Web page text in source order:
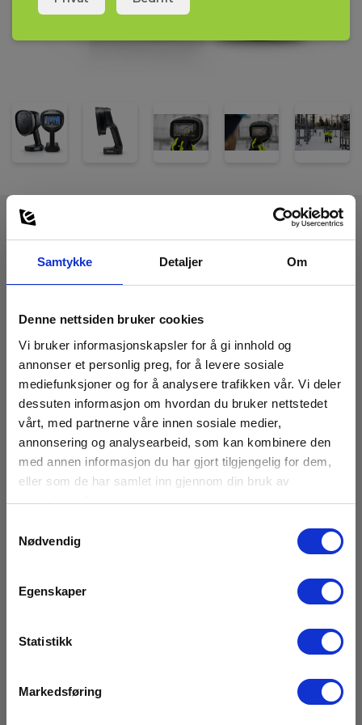
Samtykke Detaljer Om
Denne nettsiden bruker cookies
Vi bruker informasjonskapsler for å gi innhold og
annonser et personlig preg, for å levere sosiale
mediefunksjoner og for å analysere trafikken vår. Vi deler
dessuten informasjon om hvordan du bruker nettstedet
vårt, med partnerne våre innen sosiale medier,
annonsering og analysearbeid, som kan kombinere den
med annen informasjon du har gjort tilgjengelig for dem,
eller som de har samlet inn gjennom din bruk av
tjenestene deres.
Nødvendig
Egenskaper
Statistikk
Markedsføring
batterier, batterilader, kamerastropp, USB-nøkkel,
programvarebrukerlisens FLIR Thermal Studio Si2 Plugin og
Batteri:
Dimensioner
deteksjon
Mikrofoner:
Digital
Vis mer